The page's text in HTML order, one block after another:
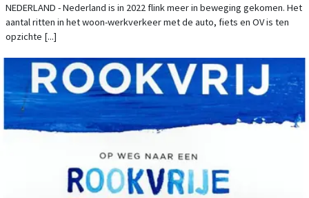
NEDERLAND - Nederland is in 2022 flink meer in beweging gekomen. Het
aantal ritten in het woon-werkverkeer met de auto, fiets en OV is ten
opzichte [...]